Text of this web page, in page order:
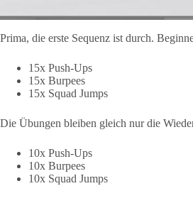
Prima, die erste Sequenz ist durch.
15x Push-Ups
15x Burpees
15x Squad Jumps
Die Übungen bleiben gleich nur die
10x Push-Ups
10x Burpees
10x Squad Jumps